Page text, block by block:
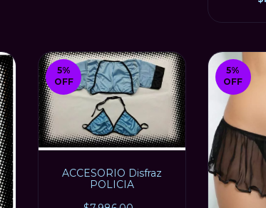
5%
OFF
ACCESORIO Disfraz
POLICIA
5%
OFF